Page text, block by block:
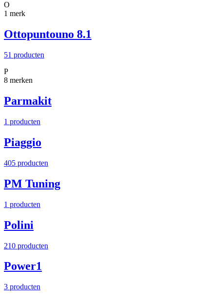
O
1 merk
Ottopuntouno 8.1
51 producten
P
8 merken
Parmakit
1 producten
Piaggio
405 producten
PM Tuning
1 producten
Polini
210 producten
Power1
3 producten